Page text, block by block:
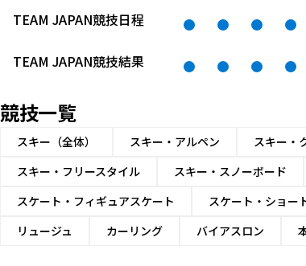
TEAM JAPAN競技日程
TEAM JAPAN競技結果
競技一覧
スキー（全体） スキー・アルペン スキー・
スキー・フリースタイル
スキー・スノーボード
スケート・フィギュアスケート
スケート・ショー
リュージュ
カーリング バイアスロン